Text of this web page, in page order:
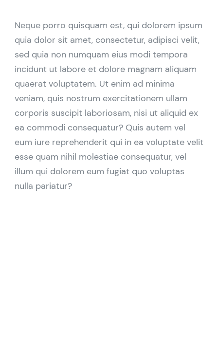
Neque porro quisquam est, qui dolorem ipsum
quia dolor sit amet, consectetur, adipisci velit,
sed quia non numquam eius modi tempora
incidunt ut labore et dolore magnam aliquam
quaerat voluptatem. Ut enim ad minima
veniam, quis nostrum exercitationem ullam
corporis suscipit laboriosam, nisi ut aliquid ex
ea commodi consequatur? Quis autem vel
eum iure reprehenderit qui in ea voluptate velit
esse quam nihil molestiae consequatur, vel
illum qui dolorem eum fugiat quo voluptas
nulla pariatur?